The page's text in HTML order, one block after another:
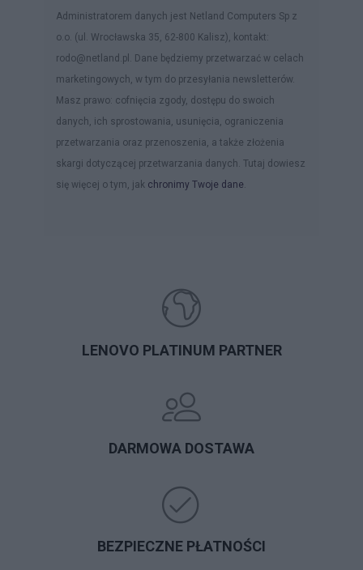
Administratorem danych jest Netland Computers Sp z
o.o. (ul. Wrocławska 35, 62-800 Kalisz), kontakt:
rodo@netland.pl. Dane będziemy przetwarzać w celach
marketingowych, w tym do przesyłania newsletterów.
Masz prawo: cofnięcia zgody, dostępu do swoich
danych, ich sprostowania, usunięcia, ograniczenia
przetwarzania oraz przenoszenia, a także złożenia
skargi dotyczącej przetwarzania danych. Tutaj dowiesz
się więcej o tym, jak chronimy Twoje dane.
LENOVO PLATINUM PARTNER
DARMOWA DOSTAWA
BEZPIECZNE PŁATNOŚCI